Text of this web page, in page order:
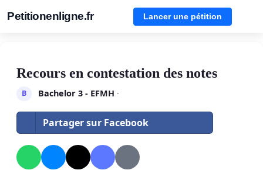
Petitionenligne.fr Lancer une pétition
Recours en contestation des notes
B Bachelor 3 - EFMH ·
Partager sur Facebook